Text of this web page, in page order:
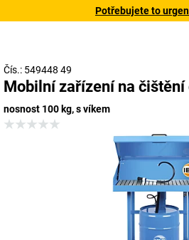
Potřebujete to
Čís.: 549448 49
Mobilní zařízení na čištění
nosnost 100 kg, s víkem